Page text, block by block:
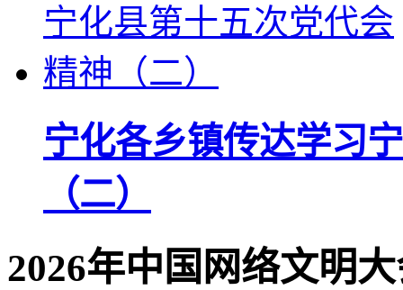
宁化各乡镇传达学习
（二）
2026年中国网络文明